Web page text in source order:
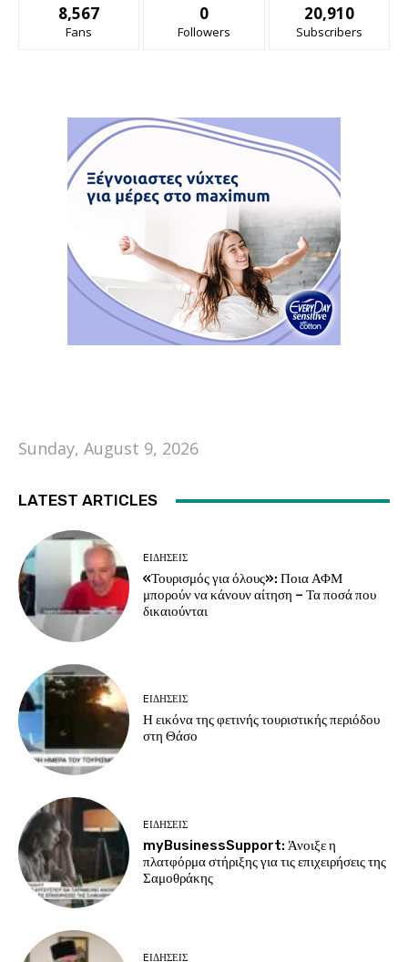
8,567
Fans
0
Followers
20,910
Subscribers
Sunday, August 9, 2026
LATEST ARTICLES
EΙΔΗΣΕΙΣ
«Τουρισμός για όλους»: Ποια ΑΦΜ
μπορούν να κάνουν αίτηση – Τα ποσά που
δικαιούνται
EΙΔΗΣΕΙΣ
Η εικόνα της φετινής τουριστικής περιόδου
στη Θάσο
EΙΔΗΣΕΙΣ
myBusinessSupport: Άνοιξε η
πλατφόρμα στήριξης για τις επιχειρήσεις της
Σαμοθράκης
EΙΔΗΣΕΙΣ